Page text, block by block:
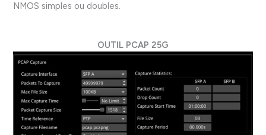
NMOS simples ou doubles.
OUTIL PCAP 25G